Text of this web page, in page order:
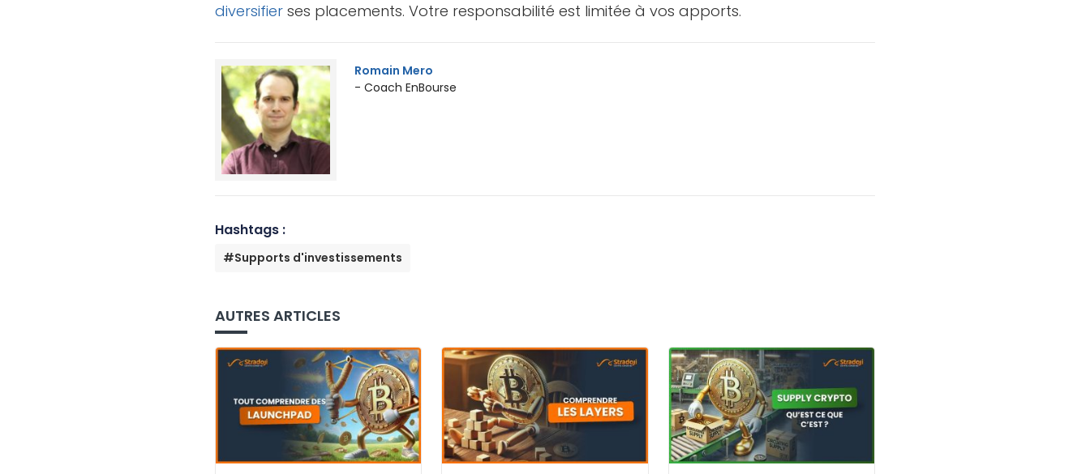
diversifier ses placements. Votre responsabilité est limitée à vos apports.
Romain Mero
- Coach EnBourse
Hashtags :
#Supports d'investissements
AUTRES ARTICLES